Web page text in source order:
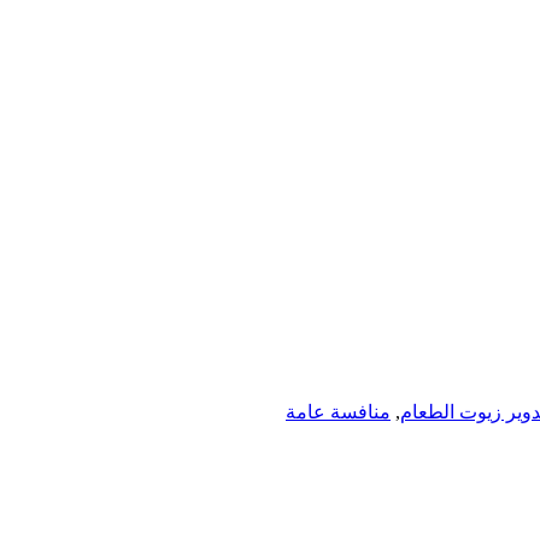
زيوت الطعام, منافسة عامة